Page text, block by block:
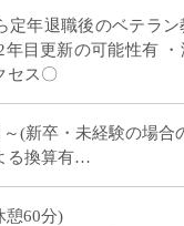
定年退職後のベテラ
年目更新の可能性有 ・
セス〇
～(新卒・未経験の場合
る換算有
有
憩60分)